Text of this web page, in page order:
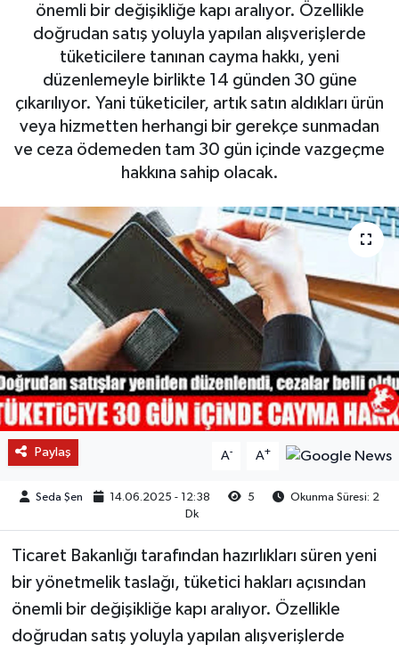
önemli bir değişikliğe kapı aralıyor. Özellikle
doğrudan satış yoluyla yapılan alışverişlerde
tüketicilere tanınan cayma hakkı, yeni
düzenlemeyle birlikte 14 günden 30 güne
çıkarılıyor. Yani tüketiciler, artık satın aldıkları ürün
veya hizmetten herhangi bir gerekçe sunmadan
ve ceza ödemeden tam 30 gün içinde vazgeçme
hakkına sahip olacak.
Paylaş A- A+
Seda Şen 14.06.2025 - 12:38 5
Okunma Süresi: 2
Dk
Ticaret Bakanlığı tarafından hazırlıkları süren yeni
bir yönetmelik taslağı, tüketici hakları açısından
önemli bir değişikliğe kapı aralıyor. Özellikle
doğrudan satış yoluyla yapılan alışverişlerde